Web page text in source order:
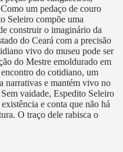
um pedaço de couro
Seleiro compõe uma
construir o imaginário da
do Ceará com a precisão
vivo do museu pode ser
do Mestre emoldurado em
do cotidiano, um
narrativas e mantém vivo no
vaidade, Espedito Seleiro
e conta que não há
O traço dele rabisca o